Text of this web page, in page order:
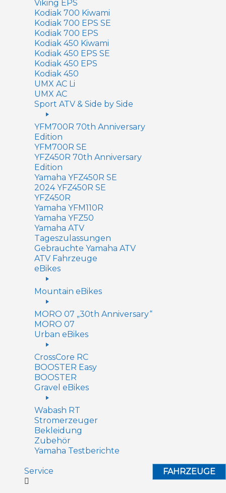
Viking EPS
Kodiak 700 Kiwami
Kodiak 700 EPS SE
Kodiak 700 EPS
Kodiak 450 Kiwami
Kodiak 450 EPS SE
Kodiak 450 EPS
Kodiak 450
UMX AC Li
UMX AC
Sport ATV & Side by Side
YFM700R 70th Anniversary
Edition
YFM700R SE
YFZ450R 70th Anniversary
Edition
Yamaha YFZ450R SE
2024 YFZ450R SE
YFZ450R
Yamaha YFM110R
Yamaha YFZ50
Yamaha ATV
Tageszulassungen
Gebrauchte Yamaha ATV
ATV Fahrzeuge
eBikes
Mountain eBikes
MORO 07 „30th Anniversary“
MORO 07
Urban eBikes
CrossCore RC
BOOSTER Easy
BOOSTER
Gravel eBikes
Wabash RT
Stromerzeuger
Bekleidung
Zubehör
Yamaha Testberichte
FAHRZEUGE
Service